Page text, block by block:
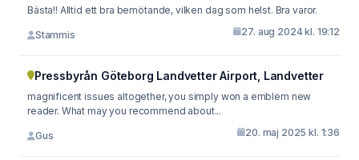
Bästa!! Alltid ett bra bemötande, vilken dag som helst. Bra varor.
Stammis 27. aug 2024 kl. 19:12
Pressbyrån Göteborg Landvetter Airport, Landvetter
magnificent issues altogether, you simply won a emblem new
reader. What may you recommend about...
Gus 20. maj 2025 kl. 1:36